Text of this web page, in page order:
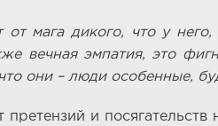
от мага дикого, что у
вечная эмпатия, это
они – люди особенные,
и